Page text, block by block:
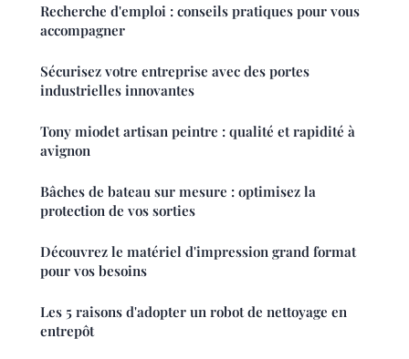
Recherche d'emploi : conseils pratiques pour vous
accompagner
Sécurisez votre entreprise avec des portes
industrielles innovantes
Tony miodet artisan peintre : qualité et rapidité à
avignon
Bâches de bateau sur mesure : optimisez la
protection de vos sorties
Découvrez le matériel d'impression grand format
pour vos besoins
Les 5 raisons d'adopter un robot de nettoyage en
entrepôt